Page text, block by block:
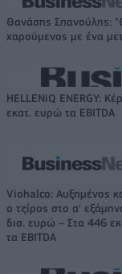
Θανάσης Σπανούλης:
χαρούμενος με ένα
HELLENiQ ENERGY:
εκατ. ευρώ τα EBITDA
Viohalco: Αυξημένος
ο τζίρος στο α'
δισ. ευρώ – Στα 446
τα EBITDA